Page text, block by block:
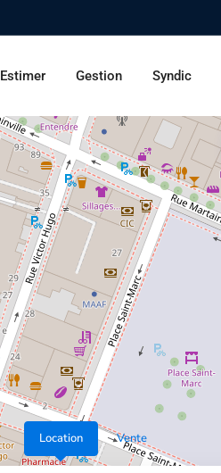
Estimer Gestion Syndic
Location Vente